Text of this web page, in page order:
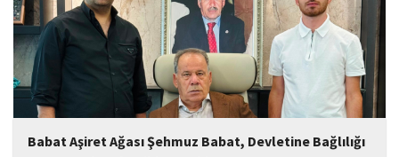
da güçlendirecek projeleri hayata geçirmek için ekip...
Babat Aşiret Ağası Şehmuz Babat, Devletine Bağlılığı